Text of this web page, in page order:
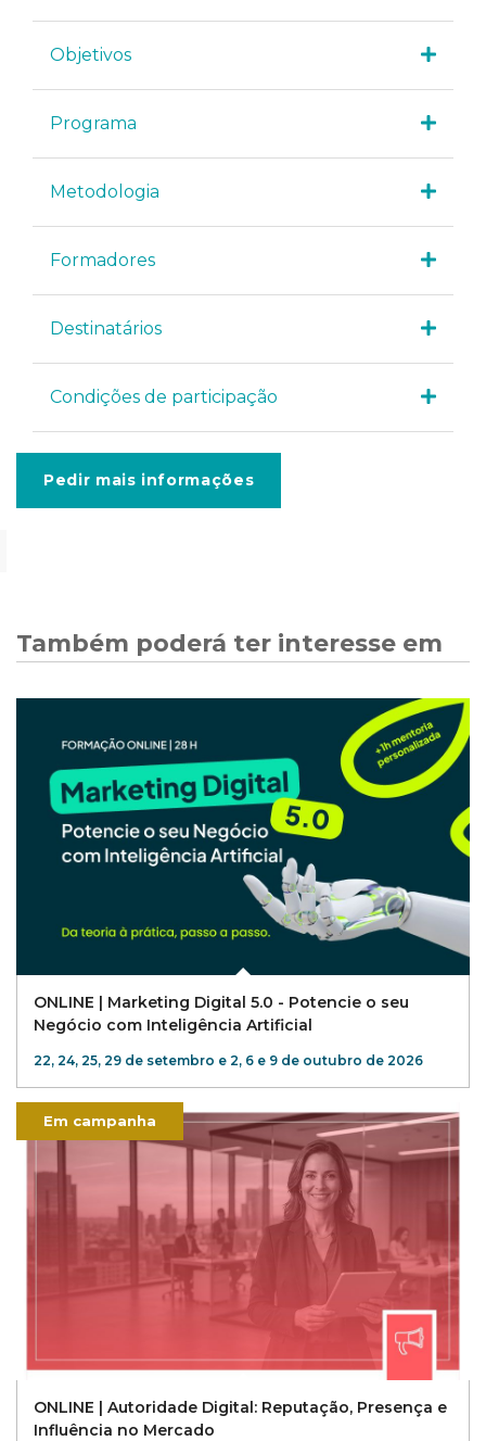
Objetivos
Programa
Metodologia
Formadores
Destinatários
Condições de participação
Pedir mais informações
Também poderá ter interesse em
ONLINE | Marketing Digital 5.0 - Potencie o seu
Negócio com Inteligência Artificial
22, 24, 25, 29 de setembro e 2, 6 e 9 de outubro de 2026
Em campanha
ONLINE | Autoridade Digital: Reputação, Presença e
Influência no Mercado